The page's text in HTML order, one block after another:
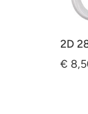
2D
€